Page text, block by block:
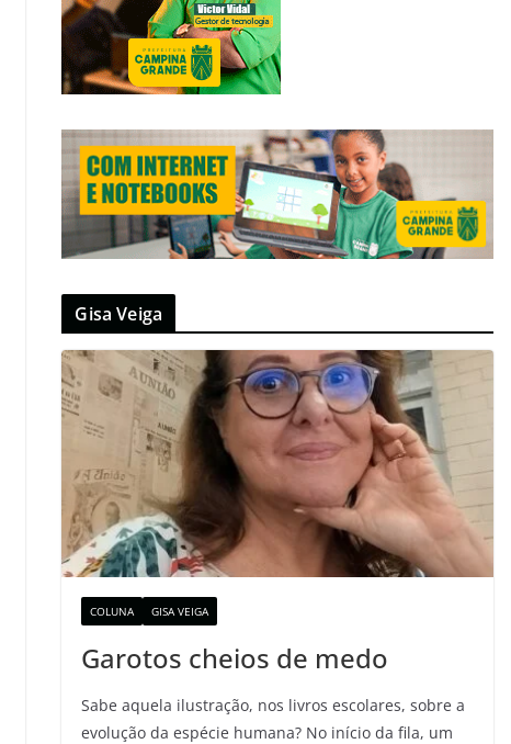
Gisa Veiga
COLUNA GISA VEIGA
Garotos cheios de medo
Sabe aquela ilustração, nos livros escolares, sobre a
evolução da espécie humana? No início da fila, um